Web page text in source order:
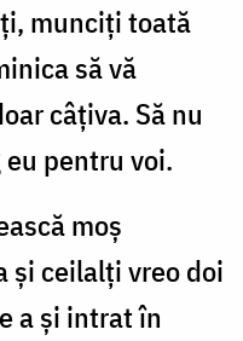
munciți toată
să vă
câțiva. Să nu
pentru voi.
moș
și ceilalți vreo doi
a și intrat în